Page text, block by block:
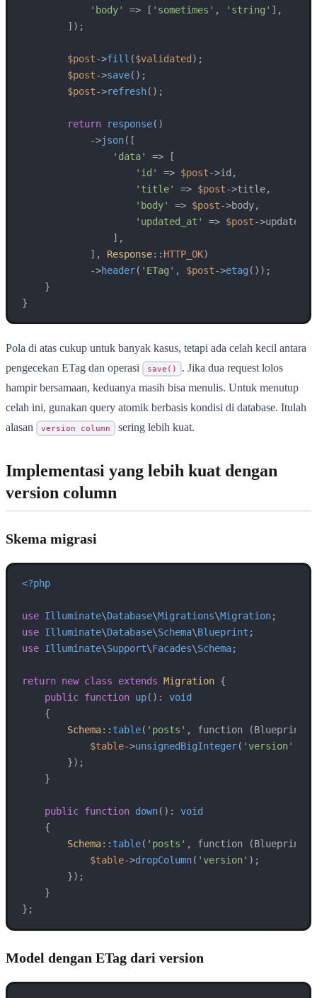
'body'
=> [ 'sometimes' , 'string' ],
        ]);
$post->fill ($validated );
$post->save();
$post->refresh();
return response()
            ->
json([
'data'
=> [
'id'
=> $post->id,
'title'
=> $post->title,
'body'
=> $post->body,
'updated_at'
=> $post-
                ],
            ],
Response:: HTTP_OK)
            ->
header( 'ETag' , $post->etag ());
    }
}
Pola di atas cukup untuk banyak kasus, tetapi ada celah kecil antara
pengecekan ETag dan operasi
save()
. Jika dua request lolos
hampir bersamaan, keduanya masih bisa menulis. Untuk menutup
celah ini, gunakan query atomik berbasis kondisi di database. Itulah
alasan
version column sering lebih kuat.
Implementasi yang lebih kuat dengan
version column
Skema migrasi
<?php
use Illuminate\Database\Migrations\Migration
use Illuminate\Database\Schema\Blueprint
use Illuminate\Support\Facades\Schema;
return new class extends Migration {
public function up( ): void
{
Schema:: table( 'posts' , function (Blueprint
$table->unsignedBigInteger( 'version' )->
        });
    }
public function down( ): void
{
Schema:: table( 'posts' , function (Blueprint
$table->dropColumn( 'version' );
        });
    }
};
Model dengan ETag dari version